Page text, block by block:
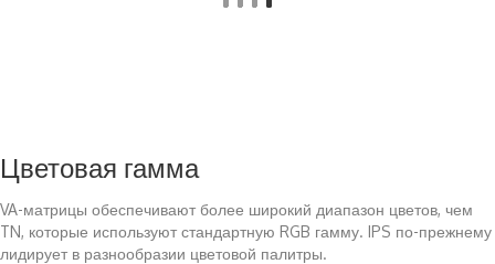
Цветовая гамма
VA-матрицы обеспечивают более широкий диапазон цветов, чем
TN, которые используют стандартную RGB гамму. IPS по-прежнему
лидирует в разнообразии цветовой палитры.